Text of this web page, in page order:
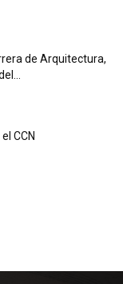
de Arquitectura,
CCN